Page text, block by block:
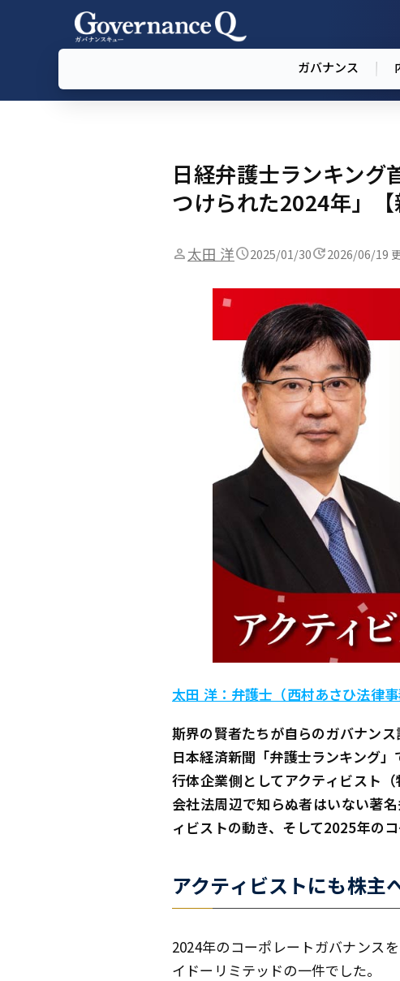
ガバナンス
日経弁護士ランキング
つけられた2024年」【
太田 洋 2025/01/30 2026/06/19
太田 洋：弁護士（西村あさひ法律事
斯界の賢者たちが自らのガバナン
日本経済新聞「弁護士ランキング
行体企業側としてアクティビスト
会社法周辺で知らぬ者はいない著
ィビストの動き、そして2025年の
アクティビストにも株主
2024年のコーポレートガバナンス
イドーリミテッドの一件でした。